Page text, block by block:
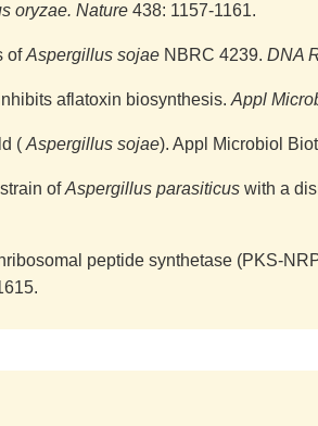
oryzae. Nature438: 1157-1161.
ofAspergillus sojaeNBRC 4239. DNA
aflatoxin biosynthesis. Appl
( Aspergillus sojae). Appl Microbiol
ofAspergillus parasiticuswith a
peptide synthetase (PKS-